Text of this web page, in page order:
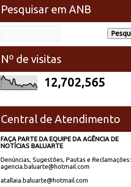
Pesquisar em ANB
Nº de visitas
12,702,565
Central de Atendimento
FAÇA PARTE DA EQUIPE DA AGÊNCIA DE
NOTÍCIAS BALUARTE
Denúncias, Sugestões, Pautas e Reclamações:
agencia.baluarte@hotmail.com
atallaia.baluarte@hotmail.com